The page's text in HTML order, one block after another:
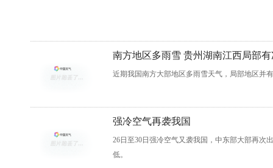
南方地区多雨雪 贵州湖南江西局部
近期我国南方大部地区多雨雪天气，局部地区并
强冷空气再袭我国
26日至30日强冷空气又袭我国，中东部大部再次
低。